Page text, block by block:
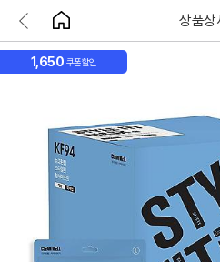
상품상
1,650 쿠폰할인